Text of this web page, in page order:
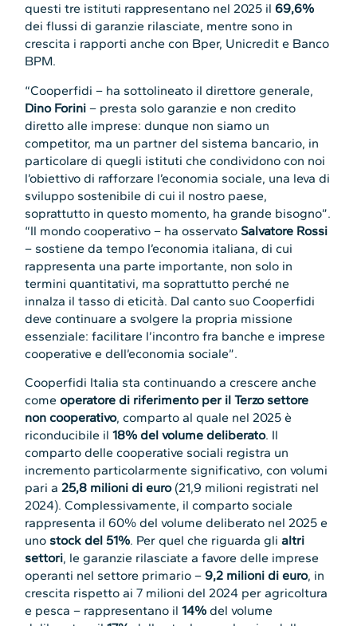
questi tre istituti rappresentano nel 2025 il69,6%
dei flussi di garanzie rilasciate, mentre sono in
crescita i rapporti anche con Bper, Unicredit e Banco
BPM.
“Cooperfidi – ha sottolineato il direttore generale,
Dino Forini – presta solo garanzie e non credito
diretto alle imprese: dunque non siamo un
competitor, ma un partner del sistema bancario, in
particolare di quegli istituti che condividono con noi
l’obiettivo di rafforzare l’economia sociale, una leva di
sviluppo sostenibile di cui il nostro paese,
soprattutto in questo momento, ha grande bisogno”.
“Il mondo cooperativo – ha osservato Salvatore Rossi
– sostiene da tempo l’economia italiana, di cui
rappresenta una parte importante, non solo in
termini quantitativi, ma soprattutto perché ne
innalza il tasso di eticità. Dal canto suo Cooperfidi
deve continuare a svolgere la propria missione
essenziale: facilitare l’incontro fra banche e imprese
cooperative e dell’economia sociale”.
Cooperfidi Italia sta continuando a crescere anche
comeoperatore di riferimento per il Terzo settore
non cooperativo, comparto al quale nel 2025 è
riconducibile il 18% del volume deliberato. Il
comparto delle cooperative sociali registra un
incremento particolarmente significativo, con volumi
pari a 25,8 milioni di euro(21,9 milioni registrati nel
2024). Complessivamente, il comparto sociale
rappresenta il 60% del volume deliberato nel 2025 e
uno stock del 51%. Per quel che riguarda glialtri
settori, le garanzie rilasciate a favore delle imprese
operanti nel settore primario –9,2 milioni di euro, in
crescita rispetto ai 7 milioni del 2024 per agricoltura
e pesca – rappresentano il14% del volume